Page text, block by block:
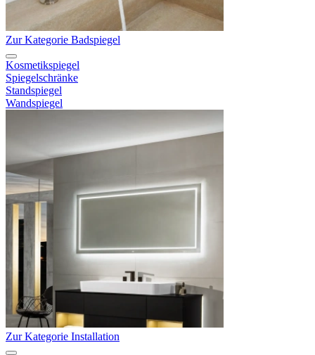
Zur Kategorie Badspiegel
Kosmetikspiegel
Spiegelschränke
Standspiegel
Wandspiegel
Zur Kategorie Installation